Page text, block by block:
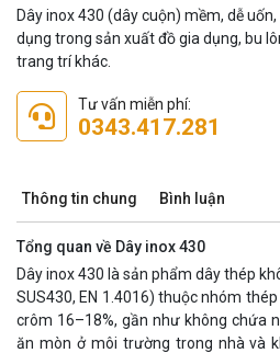
Dây inox 430 (dây cuộn) mềm, dễ
dụng trong sản xuất đồ gia dụng, bu
trang trí khác.
Tư vấn miễn phí:
0343.417.281
Thông tin chung Bình luận
Tổng quan về Dây inox 430
Dây inox 430 là sản phẩm dây thép
SUS430, EN 1.4016) thuộc nhóm
crôm 16–18%, gần như không chứa
ăn mòn ở môi trường trong nhà và